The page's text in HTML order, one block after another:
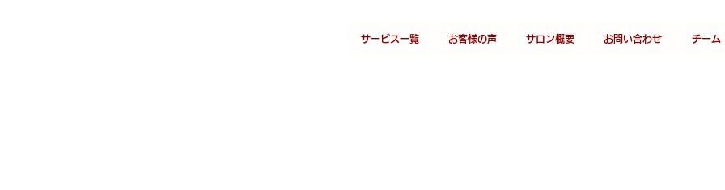
サービス一覧 お客様の声 サロン概要 お問い合わせ チーム